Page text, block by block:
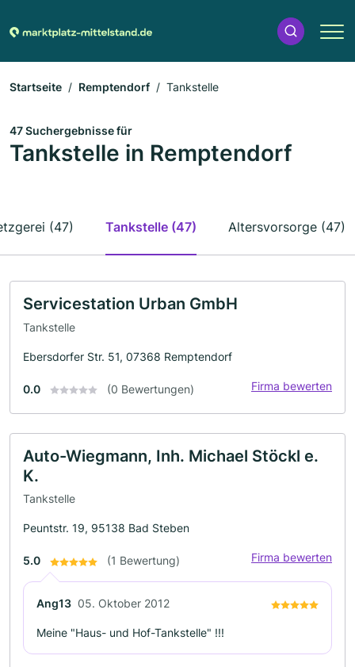
Startseite Remptendorf Tankstelle
47 Suchergebnisse für
Tankstelle in Remptendorf
(47) Tankstelle (47) Altersvorsorge (47)
Servicestation Urban GmbH
Tankstelle
Ebersdorfer Str. 51, 07368 Remptendorf
0.0 (0 Bewertungen) Firma bewerten
Auto-Wiegmann, Inh. Michael Stöckl e.
K.
Tankstelle
Peuntstr. 19, 95138 Bad Steben
5.0 (1 Bewertung) Firma bewerten
Ang13 05. Oktober 2012
Meine "Haus- und Hof-Tankstelle" !!!